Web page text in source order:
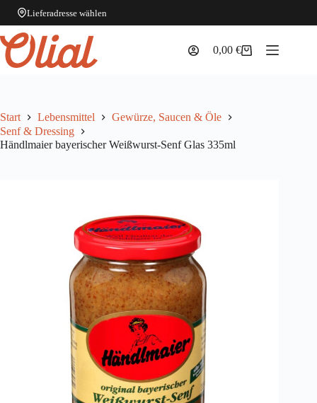
Lieferadresse wählen
Zum
Inhalt
springen
Warenkorb
0,00€
Start Lebensmittel
Gewürze, Saucen & Öle
Senf & Dressing
Händlmaier bayerischer Weißwurst-Senf Glas 335ml